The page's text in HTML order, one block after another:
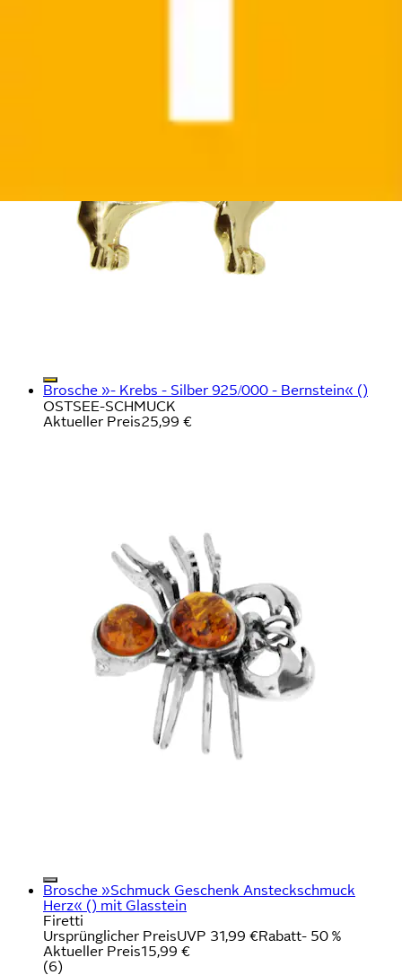
Brosche »- Krebs - Silber 925/000 - Bernstein« ()
OSTSEE-SCHMUCK
Aktueller Preis25,99 €
Brosche »Schmuck Geschenk Ansteckschmuck
Herz« () mit Glasstein
Firetti
Ursprünglicher PreisUVP 31,99 €Rabatt- 50 %
Aktueller Preis15,99 €
(6)